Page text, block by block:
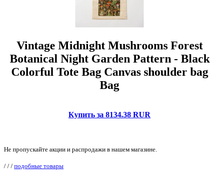
Vintage Midnight Mushrooms Forest
Botanical Night Garden Pattern - Black
Colorful Tote Bag Canvas shoulder bag
Bag
Купить за 8134.38 RUR
Не пропускайте акции и распродажи в нашем магазине.
/ / / подобные товары